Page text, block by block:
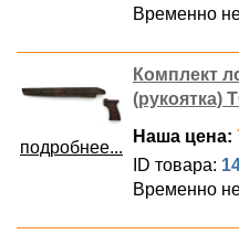
Временно
подробнее...
Комплект
(рукоятка)
Наша цена:
ID товара:
Временно